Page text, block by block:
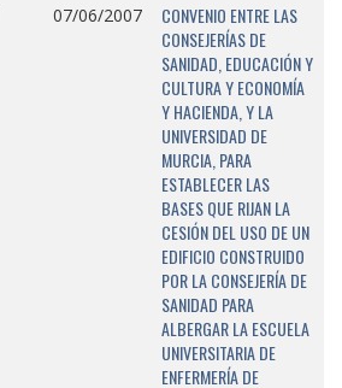
07/06/2007
CONVENIO ENTRE LAS
CONSEJERÍAS DE
SANIDAD, EDUCACIÓN Y
CULTURA Y ECONOMÍA
Y HACIENDA, Y LA
UNIVERSIDAD DE
MURCIA, PARA
ESTABLECER LAS
BASES QUE RIJAN LA
CESIÓN DEL USO DE UN
EDIFICIO CONSTRUIDO
POR LA CONSEJERÍA DE
SANIDAD PARA
ALBERGAR LA ESCUELA
UNIVERSITARIA DE
ENFERMERÍA DE